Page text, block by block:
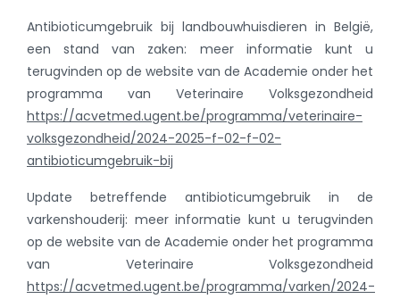
Antibioticumgebruik bij landbouwhuisdieren in België,
een stand van zaken: meer informatie kunt u
terugvinden op de website van de Academie onder het
programma van Veterinaire Volksgezondheid
https://acvetmed.ugent.be/programma/veterinaire-
volksgezondheid/2024-2025-f-02-f-02-
antibioticumgebruik-bij
Update betreffende antibioticumgebruik in de
varkenshouderij: meer informatie kunt u terugvinden
op de website van de Academie onder het programma
van Veterinaire Volksgezondheid
https://acvetmed.ugent.be/programma/varken/2024-